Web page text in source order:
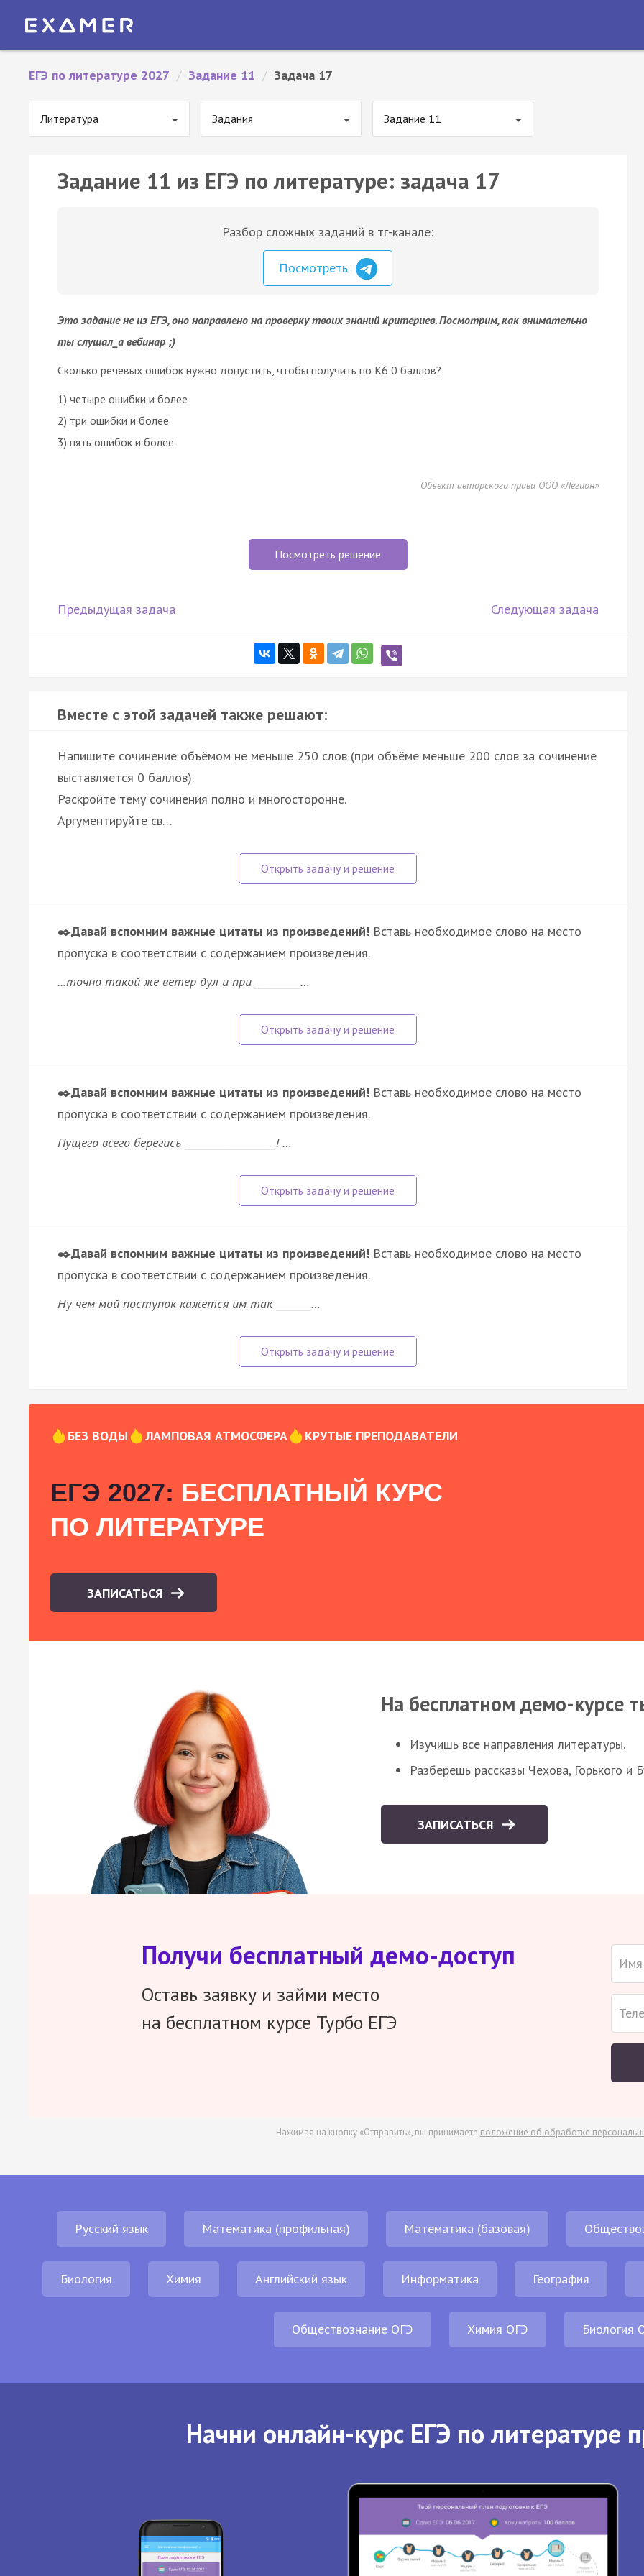
ЕГЭ по литературе 2027 / Задание 11 / Задача 17
Литература Задания Задание 11
Задание 11 из ЕГЭ по литературе: задача 17
Разбор сложных заданий в тг-канале:
Посмотреть
Это задание не из ЕГЭ, оно направлено на проверку твоих знаний критериев. Посмотрим, как внимательно
ты слушал_а вебинар ;)
Сколько речевых ошибок нужно допустить, чтобы получить по К6 0 баллов?
1) четыре ошибки и более
2) три ошибки и более
3) пять ошибок и более
Объект авторского права ООО «Легион»
Посмотреть решение
Предыдущая задача Следующая задача
Вместе с этой задачей также решают:
Напишите сочинение объёмом не меньше 250 слов (при объёме меньше 200 слов за сочинение
выставляется 0 баллов).
Раскройте тему сочинения полно и многосторонне.
Аргументируйте св…
✒️Давай вспомним важные цитаты из произведений! Вставь необходимое слово на место
пропуска в соответствии с содержанием произведения.
...точно такой же ветер дул и при _________…
✒️Давай вспомним важные цитаты из произведений! Вставь необходимое слово на место
пропуска в соответствии с содержанием произведения.
Пущего всего берегись __________________! …
✒️Давай вспомним важные цитаты из произведений! Вставь необходимое слово на место
пропуска в соответствии с содержанием произведения.
Ну чем мой поступок кажется им так _______…
БЕЗ ВОДЫ ЛАМПОВАЯ АТМОСФЕРА КРУТЫЕ ПРЕПОДАВАТЕЛИ
ЕГЭ 2027: БЕСПЛАТНЫЙ КУРС
ПО ЛИТЕРАТУРЕ
ЗАПИСАТЬСЯ
На бесплатном демо-курсе
Изучишь все направления литературы.
Разберешь рассказы Чехова, Горького и
ЗАПИСАТЬСЯ
Получи бесплатный демо-доступ
Оставь заявку и займи место
на бесплатном курсе Турбо ЕГЭ
Нажимая на кнопку «Отправить», вы принимаете положение об обработке
Русский язык Математика (профильная) Математика (базовая)
Биология Химия Английский язык Информатика География
Обществознание ОГЭ Химия ОГЭ Биология
Начни онлайн-курс ЕГЭ по литературе